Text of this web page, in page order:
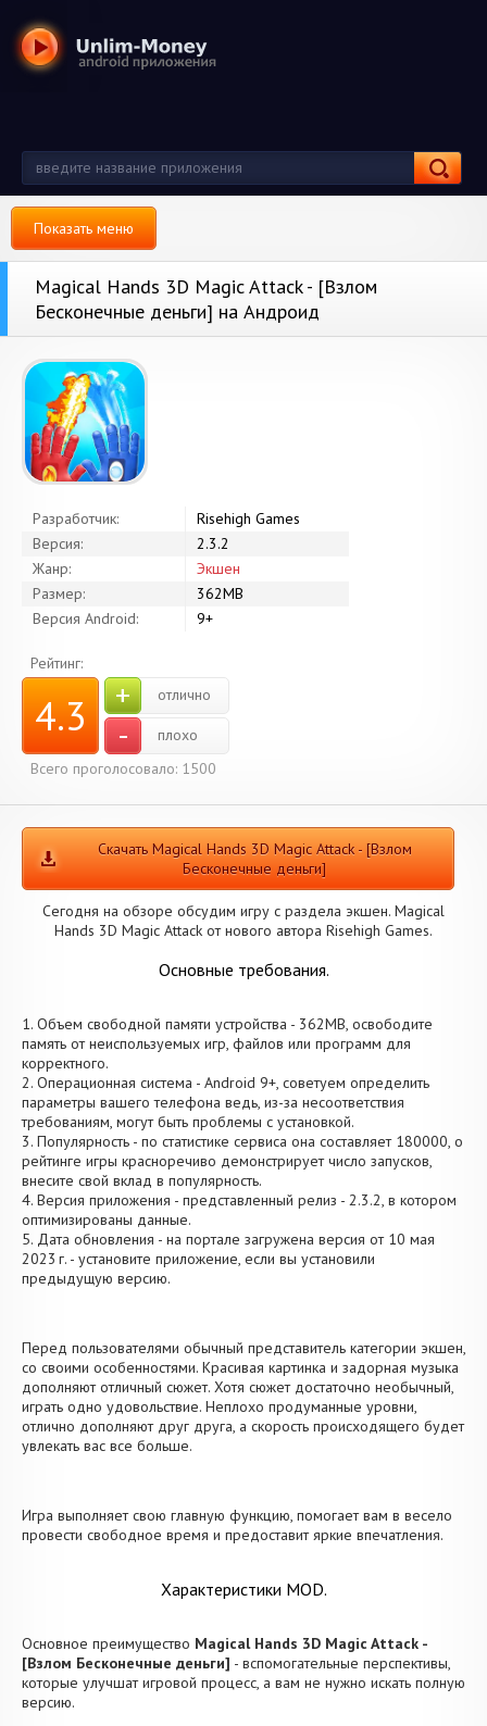
Показать меню
Magical Hands 3D Magic Attack - [Взлом
Бесконечные деньги] на Андроид
Разработчик:
Risehigh Games
Версия:
2.3.2
Жанр:
Экшен
Размер:
362MB
Версия Android:
9+
Рейтинг:
4.3 + отлично
-
плохо
Всего проголосовало: 1500
Скачать Magical Hands 3D Magic Attack - [Взлом
Бесконечные деньги]
Сегодня на обзоре обсудим игру с раздела экшен. Magical
Hands 3D Magic Attack от нового автора Risehigh Games.
Основные требования.
1. Объем свободной памяти устройства - 362MB, освободите
память от неиспользуемых игр, файлов или программ для
корректного.
2. Операционная система - Android 9+, советуем определить
параметры вашего телефона ведь, из-за несоответствия
требованиям, могут быть проблемы с установкой.
3. Популярность - по статистике сервиса она составляет 180000, о
рейтинге игры красноречиво демонстрирует число запусков,
внесите свой вклад в популярность.
4. Версия приложения - представленный релиз - 2.3.2, в котором
оптимизированы данные.
5. Дата обновления - на портале загружена версия от 10 мая
2023 г. - установите приложение, если вы установили
предыдущую версию.
Перед пользователями обычный представитель категории экшен,
со своими особенностями. Красивая картинка и задорная музыка
дополняют отличный сюжет. Хотя сюжет достаточно необычный,
играть одно удовольствие. Неплохо продуманные уровни,
отлично дополняют друг друга, а скорость происходящего будет
увлекать вас все больше.
Игра выполняет свою главную функцию, помогает вам в весело
провести свободное время и предоставит яркие впечатления.
Характеристики MOD.
Основное преимущество Magical Hands 3D Magic Attack -
[Взлом Бесконечные деньги] - вспомогательные перспективы,
которые улучшат игровой процесс, а вам не нужно искать полную
версию.